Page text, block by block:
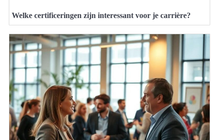
Welke certificeringen zijn interessant voor je carrière?